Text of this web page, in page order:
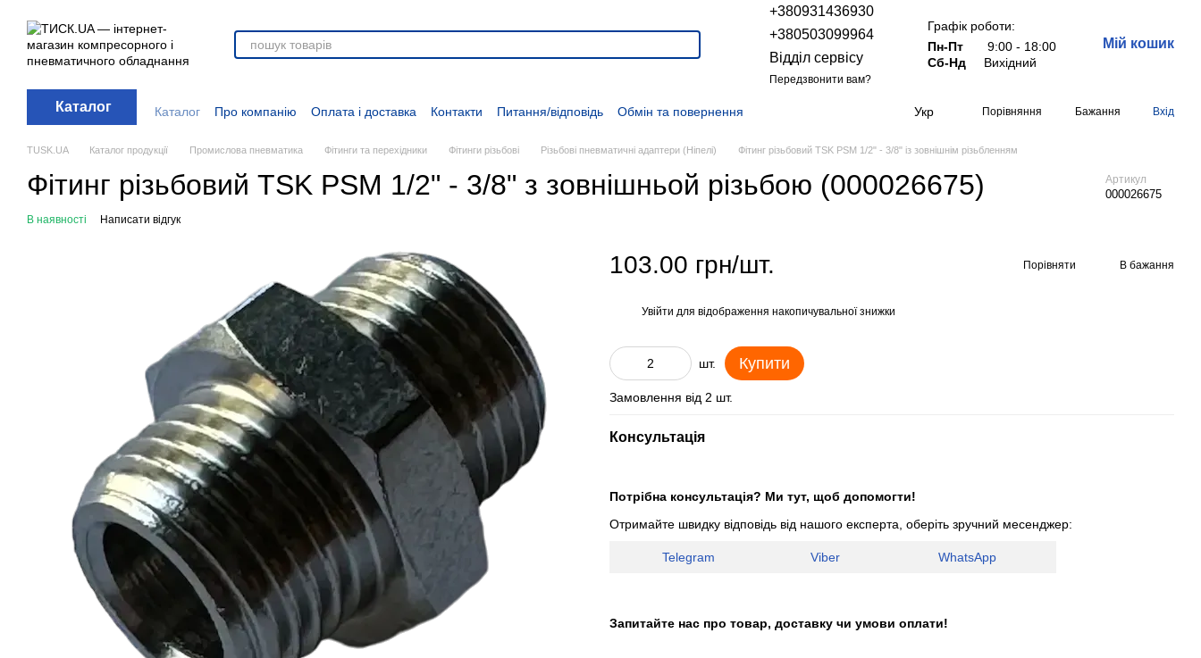
+380931436930
+380503099964
Відділ сервісу
Передзвонити вам?
Графік роботи:
Пн-Пт
9:00 - 18:00
Сб-Нд
Вихідний
Мій кошик
Каталог Каталог Про компанію Оплата і доставка Контакти Питання/відповідь
Обмін та повернення
Вакансії
Додаткові матеріали Блог Політика конфіденційності Договір оферти Розпродаж
Укр Порівняння Бажання Вхід
TUSK.UA Каталог продукції Промислова пневматика Фітинги та перехідники Фітинги різьбові Різьбові пневматичні адаптери (Ніпелі) Фітинг різьбовий TSK PSM 1/2" - 3/8" із зовнішнім різьбленням
Фітинг різьбовий TSK PSM 1/2" - 3/8" з зовнішньой різьбою (000026675) Артикул
000026675
В наявності Написати відгук
103.00 грн/шт. Порівняти В бажання
Увійти для відображення накопичувальної знижки
шт. Купити
Замовлення від 2 шт.
Консультація
Потрібна консультація? Ми тут, щоб допомогти!
Отримайте швидку відповідь від нашого експерта, оберіть зручний месенджер:
Telegram Viber WhatsApp
Запитайте нас про товар, доставку чи умови оплати!